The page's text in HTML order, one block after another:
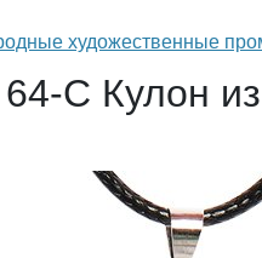
художественные
C Кулон